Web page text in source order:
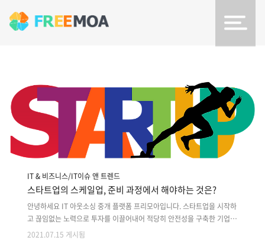
IT & 비즈니스/IT이슈 앤 트렌드
스타트업의 스케일업, 준비 과정에서 해야하는 것은?
안녕하세요 IT 아웃소싱 중개 플랫폼 프리모아입니다. 스타트업을 시작하
고 끊임없는 노력으로 투자를 이끌어내어 적당히 안전성을 구축한 기업은
‘스케일업(Scale Up)’ 단계로 들어서게 됩니다. 단어만 보고도 예상할 수
2021.07.15 게시됨